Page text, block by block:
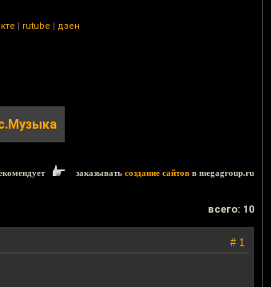
| rutube | дзен
заказывать создание сайтов в megagroup.ru
всего: 10
# 1